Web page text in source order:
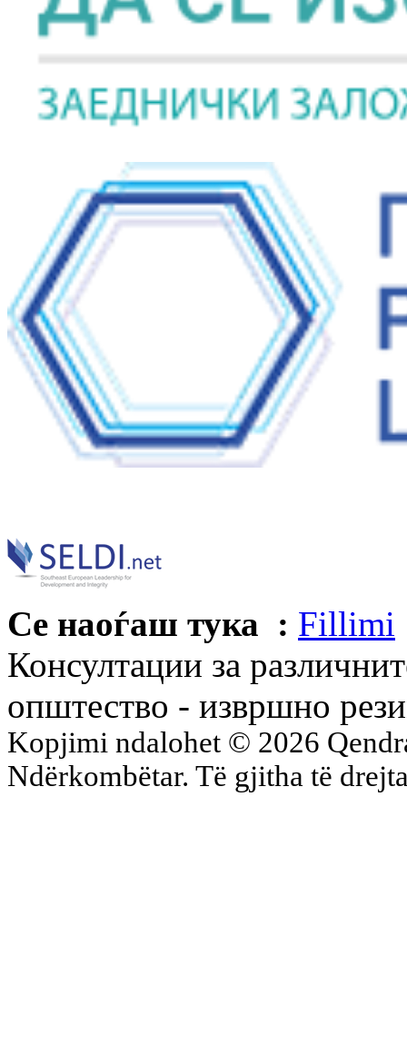
Се наоѓаш тука : Fillimi
Консултации за
општество - извршно
Kopjimi ndalohet © 2026
Ndërkombëtar. Të gjitha të